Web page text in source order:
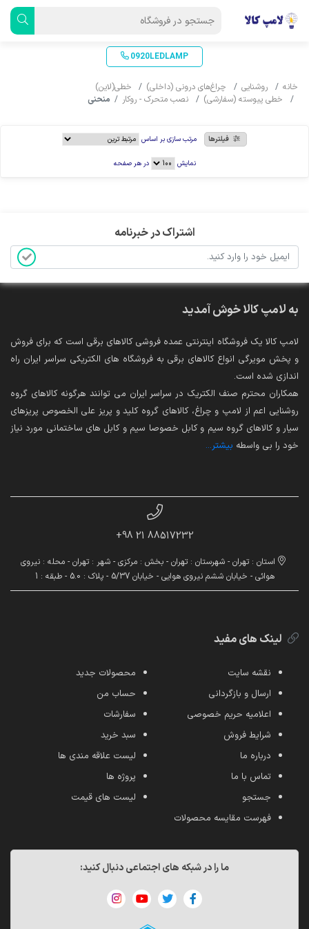
0920LEDLAMP
خانه روشنایی چراغ‌های درونی (داخلی)
خطی(لاین)
خطی پیوسته (سفارشی)
نصب متحرک - روکار منحنی
فیلترها مرتب سازی بر اساس
نمایش در هر صفحه
اشتراک در خبرنامه
به لامپ کالا خوش آمدید
لامپ کالا یک فروشگاه اینترنتی عمده فروشی کالاهای برقی است که برای فروش
و پخش مویرگی انواع کالاهای برقی به فروشگاه های الکتریکی سراسر ایران راه
اندازی شده است.
همکاران محترم صنف الکتریک در سراسر ایران می توانند هرگونه کالاهای گروه
روشنایی اعم از لامپ و چراغ، کالاهای گروه کلید و پریز علی الخصوص پریزهای
سیار و کالاهای گروه سیم و کابل خصوصا سیم و کابل های ساختمانی مورد نیاز
خود را بی واسطه بیشتر...
88517232 21 98+
استان : تهران - شهرستان : تهران - بخش : مرکزی - شهر : تهران - محله : نیروی
هوائی - خیابان ششم نیروی هوایی - خیابان 5/37 - پلاک : 5.0 - طبقه : 1
لینک های مفید
نقشه سایت
ارسال و بازگردانی
اعلامیه حریم خصوصی
شرایط فروش
درباره ما
تماس با ما
جستجو
فهرست مقایسه محصولات
محصولات جدید
حساب من
سفارشات
سبد خرید
لیست علاقه مندی ها
پروژه ها
لیست های قیمت
ما را در شبکه های اجتماعی دنبال کنید: